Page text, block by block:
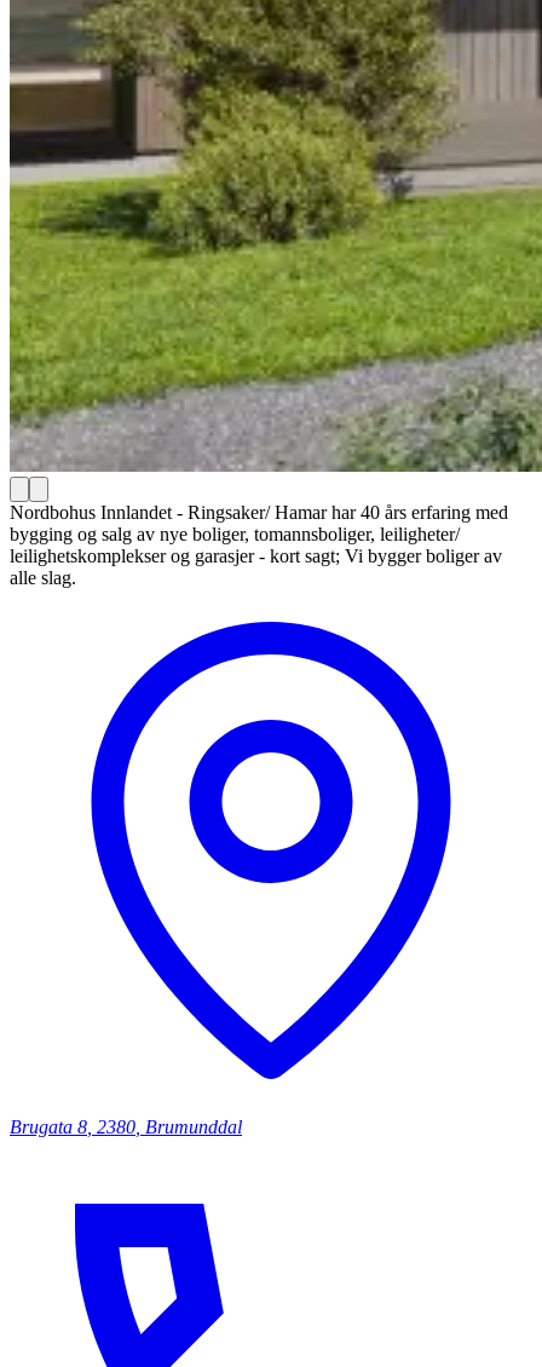
Nordbohus Innlandet - Ringsaker/ Hamar har 40 års erfaring med
bygging og salg av nye boliger, tomannsboliger, leiligheter/
leilighetskomplekser og garasjer - kort sagt; Vi bygger boliger av
alle slag.
Brugata 8 2380 Brumunddal